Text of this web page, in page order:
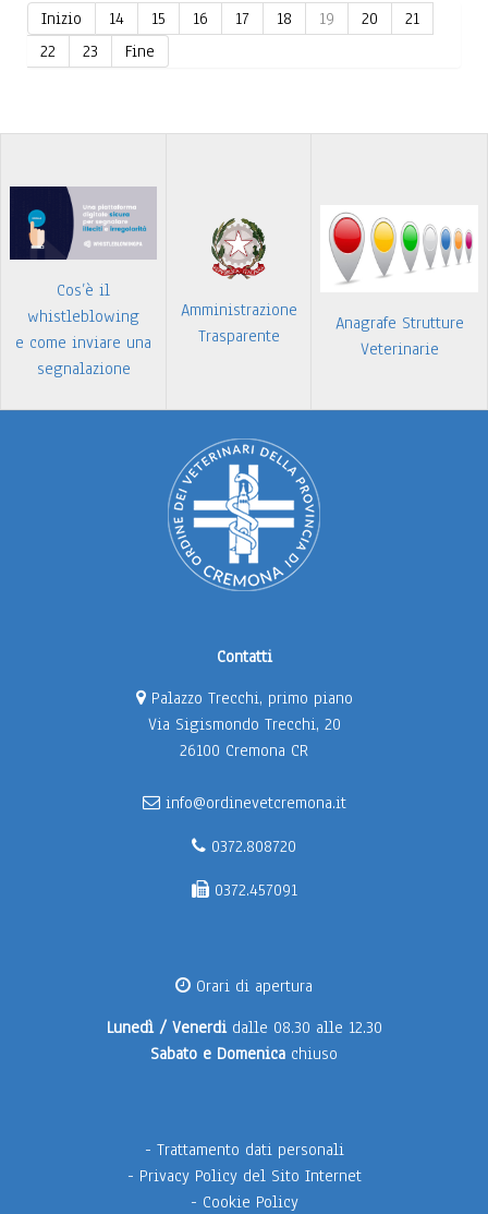
Inizio 14 15 16 17 18 19 20
21
22
23 Fine
Cos’è il
whistleblowing
e come inviare una
segnalazione
Amministrazione
Trasparente
Anagrafe Strutture
Veterinarie
Contatti
Palazzo Trecchi, primo piano
Via Sigismondo Trecchi, 20
26100 Cremona CR
info@ordinevetcremona.it
0372.808720
0372.457091
Orari di apertura
Lunedì / Venerdidalle 08.30 alle 12.30
Sabato e Domenica chiuso
- Trattamento dati personali
- Privacy Policy del Sito Internet
- Cookie Policy